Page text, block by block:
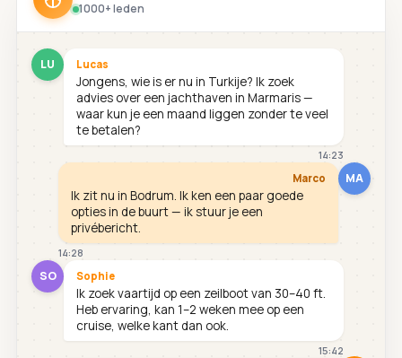
1000+ leden
LU Lucas
Jongens, wie is er nu in Turkije? Ik zoek
advies over een jachthaven in Marmaris —
waar kun je een maand liggen zonder te veel
te betalen?
14:23
MA
Marco
Ik zit nu in Bodrum. Ik ken een paar goede
opties in de buurt — ik stuur je een
privébericht.
14:28
SO Sophie
Ik zoek vaartijd op een zeilboot van 30–40 ft.
Heb ervaring, kan 1–2 weken mee op een
cruise, welke kant dan ook.
15:42